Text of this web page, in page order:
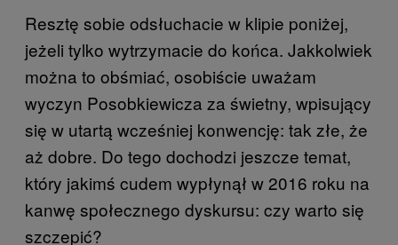
Resztę sobie odsłuchacie w klipie poniżej,
jeżeli tylko wytrzymacie do końca. Jakkolwiek
można to obśmiać, osobiście uważam
wyczyn Posobkiewicza za świetny, wpisujący
się w utartą wcześniej konwencję: tak złe, że
aż dobre. Do tego dochodzi jeszcze temat,
który jakimś cudem wypłynął w 2016 roku na
kanwę społecznego dyskursu: czy warto się
szczepić?